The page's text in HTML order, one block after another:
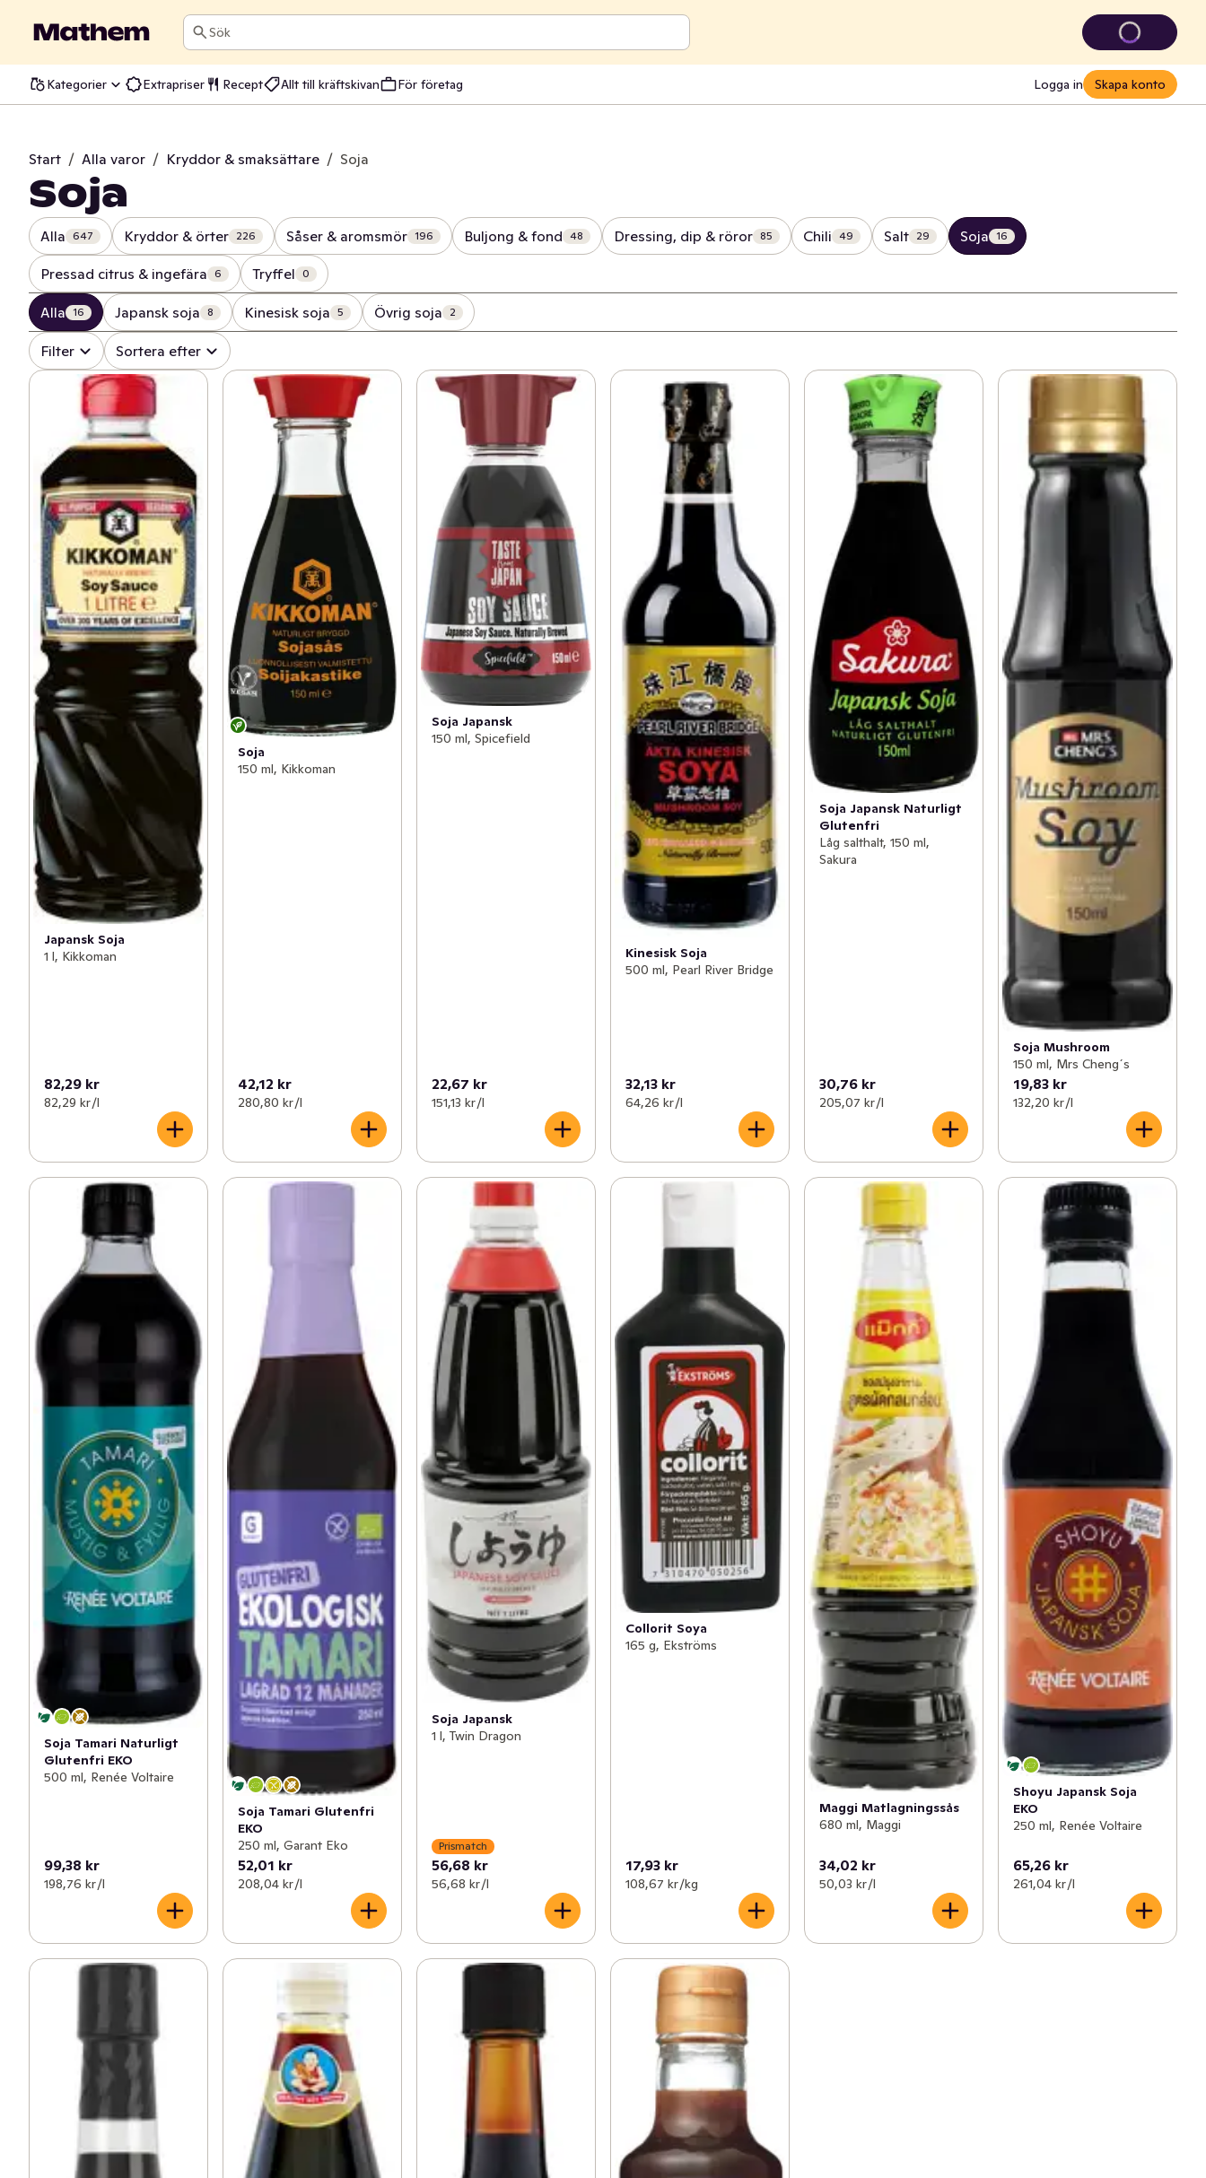
Sök
Kategorier Extrapriser Recept Allt till kräftskivan För företag Logga in Skapa konto
Start / Alla varor / Kryddor & smaksättare / Soja
Soja
Alla 647 Kryddor & örter 226 Såser & aromsmör 196 Buljong & fond 48 Dressing, dip & röror 85 Chili 49 Salt 29 Soja 16
Pressad citrus & ingefära 6 Tryffel 0
Alla 16 Japansk soja 8 Kinesisk soja 5 Övrig soja 2
Filter Sortera efter
Japansk Soja
1 l, Kikkoman
82,29 kr
82,29 kr /l
Soja
150 ml, Kikkoman
42,12 kr
280,80 kr /l
Soja Japansk
150 ml, Spicefield
22,67 kr
151,13 kr /l
Kinesisk Soja
500 ml, Pearl River Bridge
32,13 kr
64,26 kr /l
Soja Japansk Naturligt
Glutenfri
Låg salthalt, 150 ml,
Sakura
30,76 kr
205,07 kr /l
Soja Mushroom
150 ml, Mrs Cheng´s
19,83 kr
132,20 kr /l
Soja Tamari Naturligt
Glutenfri EKO
500 ml, Renée Voltaire
99,38 kr
198,76 kr /l
Soja Tamari Glutenfri
EKO
250 ml, Garant Eko
52,01 kr
208,04 kr /l
Soja Japansk
1 l, Twin Dragon
Prismatch
56,68 kr
56,68 kr /l
Collorit Soya
165 g, Ekströms
17,93 kr
108,67 kr /kg
Maggi Matlagningssås
680 ml, Maggi
34,02 kr
50,03 kr /l
Shoyu Japansk Soja
EKO
250 ml, Renée Voltaire
65,26 kr
261,04 kr /l